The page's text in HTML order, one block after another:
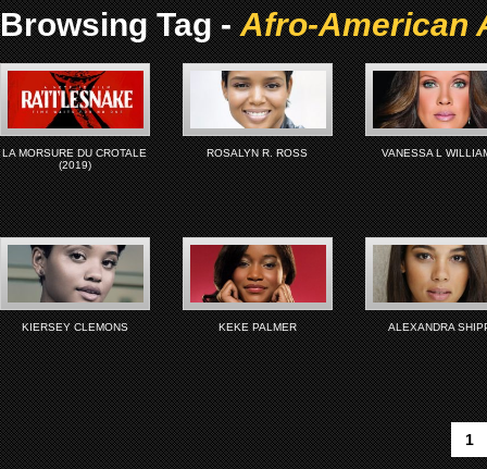
Browsing Tag -Afro-American
LA MORSURE DU CROTALE
(2019)
ROSALYN R. ROSS VANESSA L
KIERSEY CLEMONS KEKE PALMER ALEXANDRA
1